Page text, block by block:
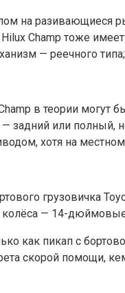
на разивающиеся
Champ тоже
— реечного
в теории
задний или полный,
хотя на
— 14-
как пикап с
скорой помощи,